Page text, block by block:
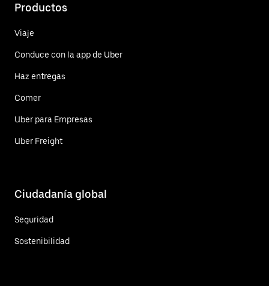
Productos
Viaje
Conduce con la app de Uber
Haz entregas
Comer
Uber para Empresas
Uber Freight
Ciudadanía global
Seguridad
Sostenibilidad